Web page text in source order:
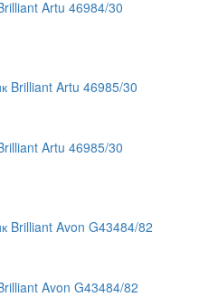
Artu 46984/30
Artu 46985/30
Avon G43484/82